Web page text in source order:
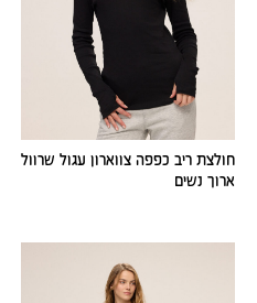
חולצת ריב כפפה צווארון עגול שרוול
ארוך נשים